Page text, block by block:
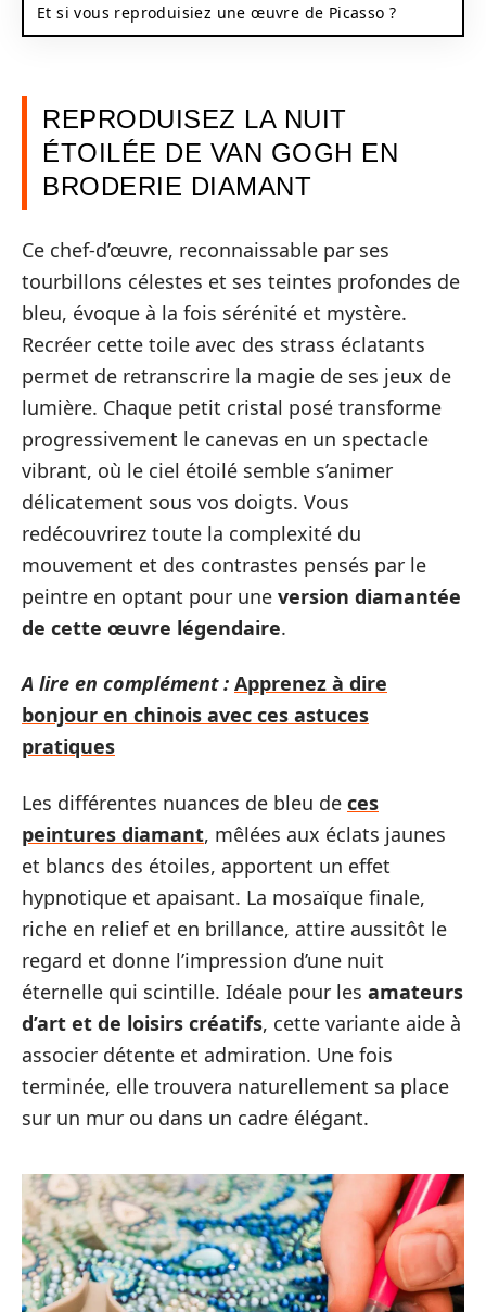
Et si vous reproduisiez une œuvre de Picasso ?
REPRODUISEZ LA NUIT
ÉTOILÉE DE VAN GOGH EN
BRODERIE DIAMANT
Ce chef-d’œuvre, reconnaissable par ses
tourbillons célestes et ses teintes profondes de
bleu, évoque à la fois sérénité et mystère.
Recréer cette toile avec des strass éclatants
permet de retranscrire la magie de ses jeux de
lumière. Chaque petit cristal posé transforme
progressivement le canevas en un spectacle
vibrant, où le ciel étoilé semble s’animer
délicatement sous vos doigts. Vous
redécouvrirez toute la complexité du
mouvement et des contrastes pensés par le
peintre en optant pour une version diamantée
de cette œuvre légendaire.
A lire en complément : Apprenez à dire
bonjour en chinois avec ces astuces
pratiques
Les différentes nuances de bleu de ces
peintures diamant, mêlées aux éclats jaunes
et blancs des étoiles, apportent un effet
hypnotique et apaisant. La mosaïque finale,
riche en relief et en brillance, attire aussitôt le
regard et donne l’impression d’une nuit
éternelle qui scintille. Idéale pour les amateurs
d’art et de loisirs créatifs, cette variante aide à
associer détente et admiration. Une fois
terminée, elle trouvera naturellement sa place
sur un mur ou dans un cadre élégant.